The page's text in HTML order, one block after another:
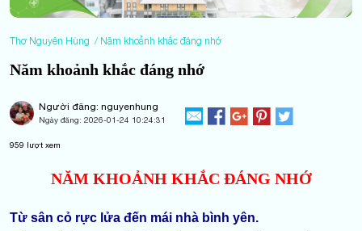
Thơ Nguyên Hùng Năm khoảnh khắc đáng nhớ
Năm khoảnh khắc đáng nhớ
Người đăng: nguyenhung
Ngày đăng: 2026-01-24 10:24:31
959 lượt xem
NĂM KHOẢNH KHẮC ĐÁNG NHỚ
Từ sân cỏ rực lửa đến mái nhà bình yên.